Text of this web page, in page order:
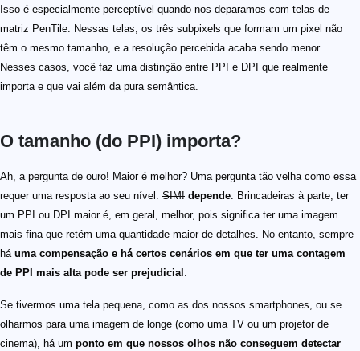
Isso é especialmente perceptível quando nos deparamos com telas de
matriz PenTile. Nessas telas, os três subpixels que formam um pixel não
têm o mesmo tamanho, e a resolução percebida acaba sendo menor.
Nesses casos, você faz uma distinção entre PPI e DPI que realmente
importa e que vai além da pura semântica.
O tamanho (do PPI) importa?
Ah, a pergunta de ouro! Maior é melhor? Uma pergunta tão velha como essa
requer uma resposta ao seu nível: SIM! depende. Brincadeiras à parte, ter
um PPI ou DPI maior é, em geral, melhor, pois significa ter uma imagem
mais fina que retém uma quantidade maior de detalhes. No entanto, sempre
há uma compensação e há certos cenários em que ter uma contagem
de PPI mais alta pode ser prejudicial .
Se tivermos uma tela pequena, como as dos nossos smartphones, ou se
olharmos para uma imagem de longe (como uma TV ou um projetor de
cinema), há um ponto em que nossos olhos não conseguem detectar